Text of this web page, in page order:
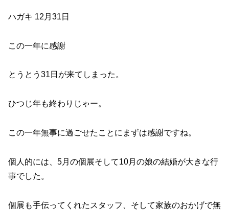
ハガキ 12月31日
この一年に感謝
とうとう31日が来てしまった。
ひつじ年も終わりじゃー。
この一年無事に過ごせたことにまずは感謝ですね。
個人的には、5月の個展そして10月の娘の結婚が大きな行
事でした。
個展も手伝ってくれたスタッフ、そして家族のおかげで無